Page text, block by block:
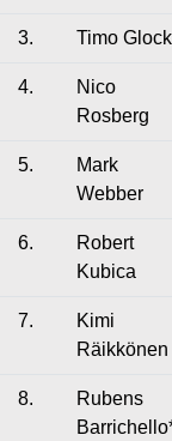
3. Timo Glock
4.
Nico
Rosberg
5.
Mark
Webber
6.
Robert
Kubica
7.
Kimi
Räikkönen
8.
Rubens